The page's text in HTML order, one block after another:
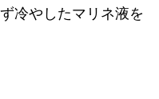
冷やしたマリネ液を